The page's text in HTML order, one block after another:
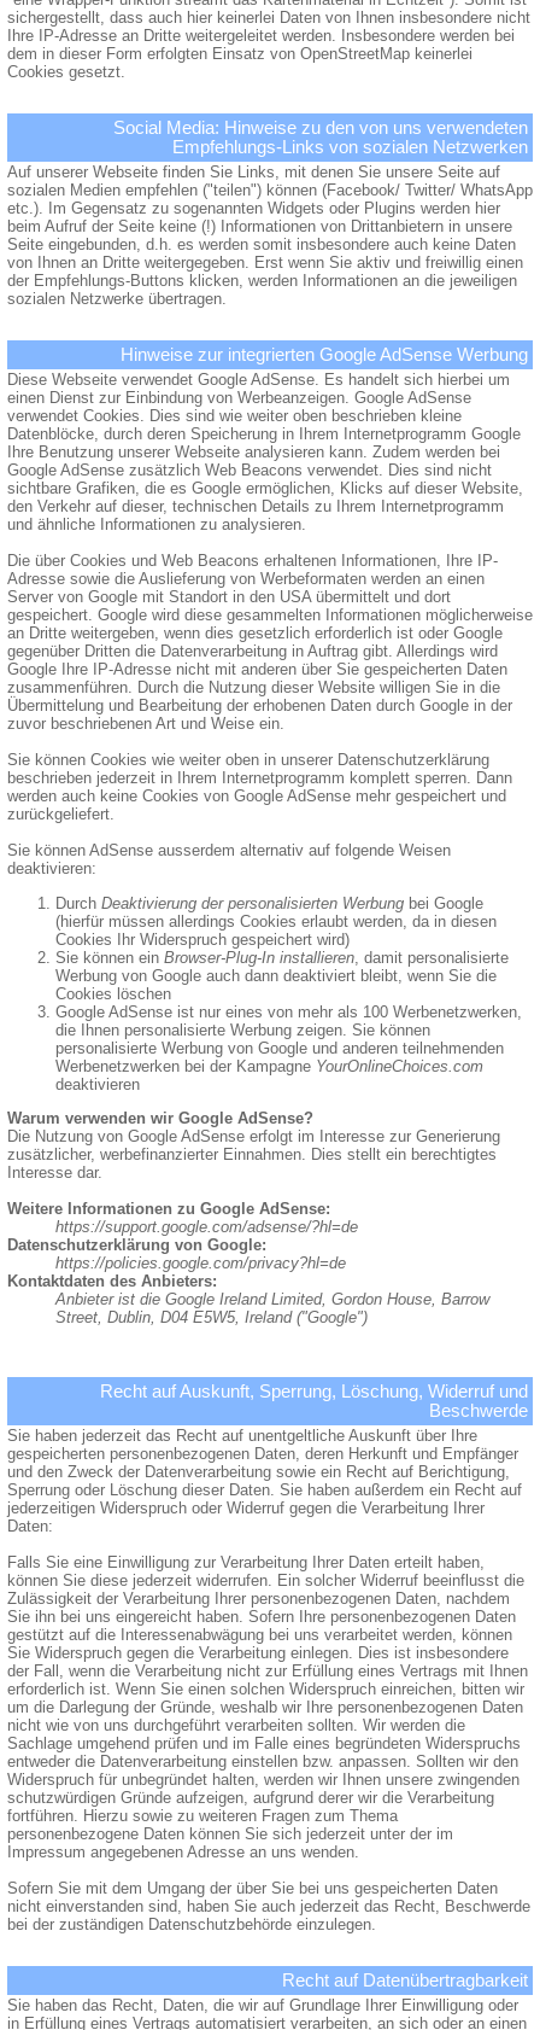
sichergestellt, dass auch hier keinerlei Daten von Ihnen insbesondere nicht
Ihre IP-Adresse an Dritte weitergeleitet werden. Insbesondere werden bei
dem in dieser Form erfolgten Einsatz von OpenStreetMap keinerlei
Cookies gesetzt.
Social Media: Hinweise zu den von uns verwendeten
Empfehlungs-Links von sozialen Netzwerken
Auf unserer Webseite finden Sie Links, mit denen Sie unsere Seite auf
sozialen Medien empfehlen ("teilen") können (Facebook/ Twitter/ WhatsApp
etc.). Im Gegensatz zu sogenannten Widgets oder Plugins werden hier
beim Aufruf der Seite keine (!) Informationen von Drittanbietern in unsere
Seite eingebunden, d.h. es werden somit insbesondere auch keine Daten
von Ihnen an Dritte weitergegeben. Erst wenn Sie aktiv und freiwillig einen
der Empfehlungs-Buttons klicken, werden Informationen an die jeweiligen
sozialen Netzwerke übertragen.
Hinweise zur integrierten Google AdSense Werbung
Diese Webseite verwendet Google AdSense. Es handelt sich hierbei um
einen Dienst zur Einbindung von Werbeanzeigen. Google AdSense
verwendet Cookies. Dies sind wie weiter oben beschrieben kleine
Datenblöcke, durch deren Speicherung in Ihrem Internetprogramm Google
Ihre Benutzung unserer Webseite analysieren kann. Zudem werden bei
Google AdSense zusätzlich Web Beacons verwendet. Dies sind nicht
sichtbare Grafiken, die es Google ermöglichen, Klicks auf dieser Website,
den Verkehr auf dieser, technischen Details zu Ihrem Internetprogramm
und ähnliche Informationen zu analysieren.
Die über Cookies und Web Beacons erhaltenen Informationen, Ihre IP-
Adresse sowie die Auslieferung von Werbeformaten werden an einen
Server von Google mit Standort in den USA übermittelt und dort
gespeichert. Google wird diese gesammelten Informationen möglicherweise
an Dritte weitergeben, wenn dies gesetzlich erforderlich ist oder Google
gegenüber Dritten die Datenverarbeitung in Auftrag gibt. Allerdings wird
Google Ihre IP-Adresse nicht mit anderen über Sie gespeicherten Daten
zusammenführen. Durch die Nutzung dieser Website willigen Sie in die
Übermittelung und Bearbeitung der erhobenen Daten durch Google in der
zuvor beschriebenen Art und Weise ein.
Sie können Cookies wie weiter oben in unserer Datenschutzerklärung
beschrieben jederzeit in Ihrem Internetprogramm komplett sperren. Dann
werden auch keine Cookies von Google AdSense mehr gespeichert und
zurückgeliefert.
Sie können AdSense ausserdem alternativ auf folgende Weisen
deaktivieren:
Durch Deaktivierung der personalisierten Werbung bei Google
(hierfür müssen allerdings Cookies erlaubt werden, da in diesen
Cookies Ihr Widerspruch gespeichert wird)
Sie können ein Browser-Plug-In installieren , damit personalisierte
Werbung von Google auch dann deaktiviert bleibt, wenn Sie die
Cookies löschen
Google AdSense ist nur eines von mehr als 100 Werbenetzwerken,
die Ihnen personalisierte Werbung zeigen. Sie können
personalisierte Werbung von Google und anderen teilnehmenden
Werbenetzwerken bei der Kampagne YourOnlineChoices.com
deaktivieren
Warum verwenden wir Google AdSense?
Die Nutzung von Google AdSense erfolgt im Interesse zur Generierung
zusätzlicher, werbefinanzierter Einnahmen. Dies stellt ein berechtigtes
Interesse dar.
Weitere Informationen zu Google AdSense:
https://support.google.com/adsense/?hl=de
Datenschutzerklärung von Google:
https://policies.google.com/privacy?hl=de
Kontaktdaten des Anbieters:
Anbieter ist die Google Ireland Limited, Gordon House, Barrow
Street, Dublin, D04 E5W5, Ireland ("Google")
Recht auf Auskunft, Sperrung, Löschung, Widerruf und
Beschwerde
Sie haben jederzeit das Recht auf unentgeltliche Auskunft über Ihre
gespeicherten personenbezogenen Daten, deren Herkunft und Empfänger
und den Zweck der Datenverarbeitung sowie ein Recht auf Berichtigung,
Sperrung oder Löschung dieser Daten. Sie haben außerdem ein Recht auf
jederzeitigen Widerspruch oder Widerruf gegen die Verarbeitung Ihrer
Daten:
Falls Sie eine Einwilligung zur Verarbeitung Ihrer Daten erteilt haben,
können Sie diese jederzeit widerrufen. Ein solcher Widerruf beeinflusst die
Zulässigkeit der Verarbeitung Ihrer personenbezogenen Daten, nachdem
Sie ihn bei uns eingereicht haben. Sofern Ihre personenbezogenen Daten
gestützt auf die Interessenabwägung bei uns verarbeitet werden, können
Sie Widerspruch gegen die Verarbeitung einlegen. Dies ist insbesondere
der Fall, wenn die Verarbeitung nicht zur Erfüllung eines Vertrags mit Ihnen
erforderlich ist. Wenn Sie einen solchen Widerspruch einreichen, bitten wir
um die Darlegung der Gründe, weshalb wir Ihre personenbezogenen Daten
nicht wie von uns durchgeführt verarbeiten sollten. Wir werden die
Sachlage umgehend prüfen und im Falle eines begründeten Widerspruchs
entweder die Datenverarbeitung einstellen bzw. anpassen. Sollten wir den
Widerspruch für unbegründet halten, werden wir Ihnen unsere zwingenden
schutzwürdigen Gründe aufzeigen, aufgrund derer wir die Verarbeitung
fortführen. Hierzu sowie zu weiteren Fragen zum Thema
personenbezogene Daten können Sie sich jederzeit unter der im
Impressum angegebenen Adresse an uns wenden.
Sofern Sie mit dem Umgang der über Sie bei uns gespeicherten Daten
nicht einverstanden sind, haben Sie auch jederzeit das Recht, Beschwerde
bei der zuständigen Datenschutzbehörde einzulegen.
Recht auf Datenübertragbarkeit
Sie haben das Recht, Daten, die wir auf Grundlage Ihrer Einwilligung oder
in Erfüllung eines Vertrags automatisiert verarbeiten, an sich oder an einen